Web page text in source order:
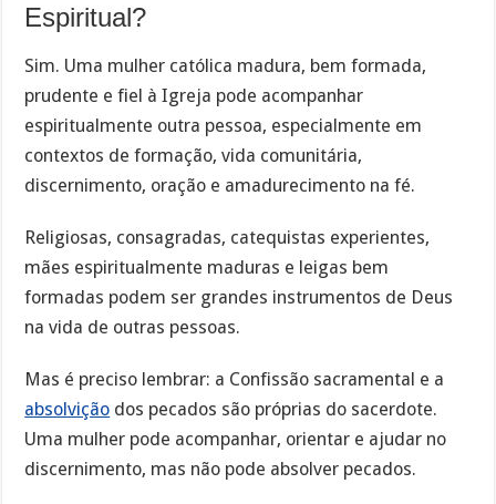
Espiritual?
Sim. Uma mulher católica madura, bem formada,
prudente e fiel à Igreja pode acompanhar
espiritualmente outra pessoa, especialmente em
contextos de formação, vida comunitária,
discernimento, oração e amadurecimento na fé.
Religiosas, consagradas, catequistas experientes,
mães espiritualmente maduras e leigas bem
formadas podem ser grandes instrumentos de Deus
na vida de outras pessoas.
Mas é preciso lembrar: a Confissão sacramental e a
absolvição dos pecados são próprias do sacerdote.
Uma mulher pode acompanhar, orientar e ajudar no
discernimento, mas não pode absolver pecados.